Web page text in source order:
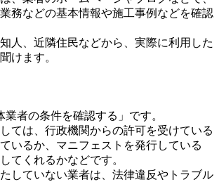
務などの基本情報や施工事例などを確認
人、近隣住民などから、実際に利用した
けます。
業者の条件を確認する」です。
ては、行政機関からの許可を受けている
いるか、マニフェストを発行している
てくれるかなどです。
していない業者は、法律違反やトラブル